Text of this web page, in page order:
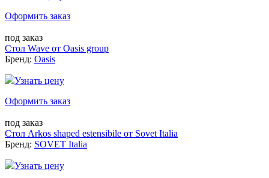
Оформить заказ
под заказ
Стол Wave от Oasis group
Бренд: Oasis
Узнать цену
Оформить заказ
под заказ
Стол Arkos shaped estensibile от Sovet Italia
Бренд: SOVET Italia
Узнать цену